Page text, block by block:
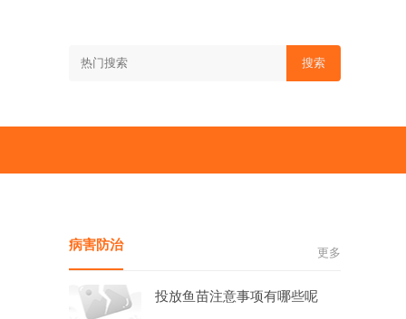
搜索
病害防治 更多
投放鱼苗注意事项有哪些呢